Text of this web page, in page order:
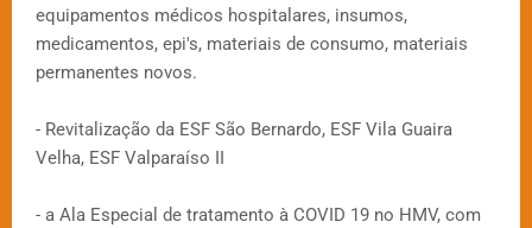
equipamentos médicos hospitalares, insumos,
medicamentos, epi's, materiais de consumo, materiais
permanentes novos.
- Revitalização da ESF São Bernardo, ESF Vila Guaira
Velha, ESF Valparaíso II
- a Ala Especial de tratamento à COVID 19 no HMV, com